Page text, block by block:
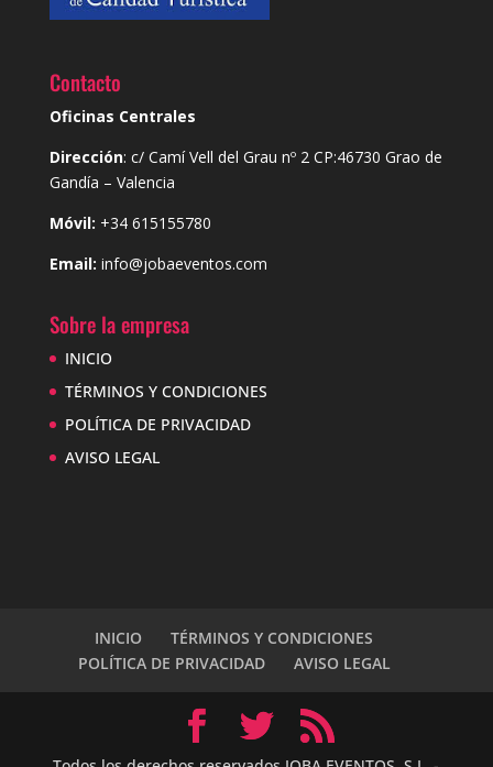
Contacto
Oficinas Centrales
Dirección: c/ Camí Vell del Grau nº 2 CP:46730 Grao de
Gandía – Valencia
Móvil: +34 615155780
Email: info@jobaeventos.com
Sobre la empresa
INICIO
TÉRMINOS Y CONDICIONES
POLÍTICA DE PRIVACIDAD
AVISO LEGAL
INICIO
TÉRMINOS Y CONDICIONES
POLÍTICA DE PRIVACIDAD
AVISO LEGAL